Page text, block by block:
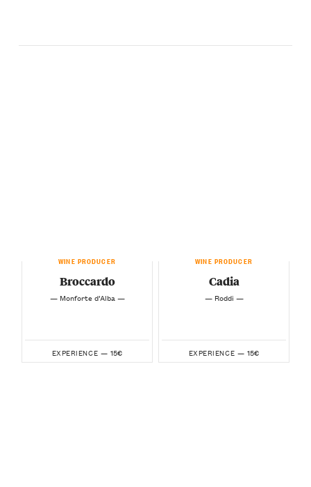
WINE PRODUCER
Broccardo
— Monforte d’Alba —
EXPERIENCE — 15€
WINE PRODUCER
Cadia
— Roddi —
EXPERIENCE — 15€